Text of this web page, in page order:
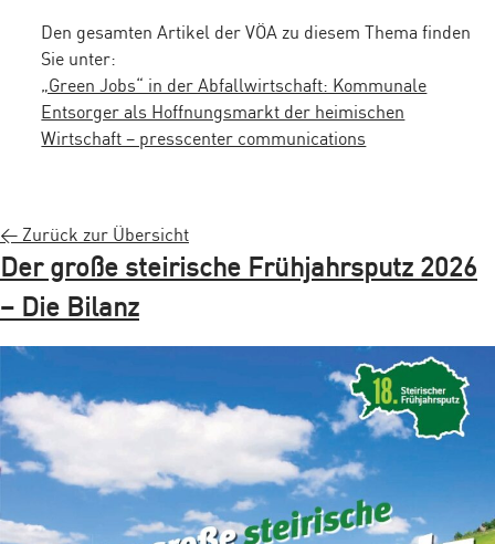
Den gesamten Artikel der VÖA zu diesem Thema finden
Sie unter:
„Green Jobs“ in der Abfallwirtschaft: Kommunale
Entsorger als Hoffnungsmarkt der heimischen
Wirtschaft – presscenter communications
< Zurück zur Übersicht
Der große steirische Frühjahrsputz 2026
– Die Bilanz